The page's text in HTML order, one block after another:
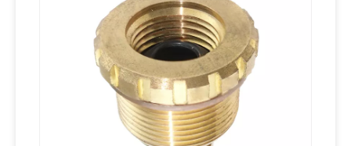
气体转换自动关闭液化石油气阀